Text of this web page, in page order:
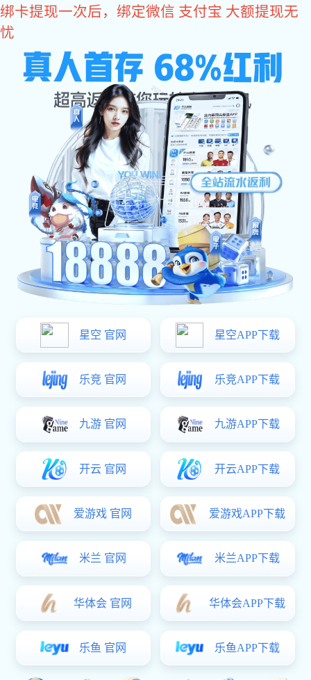
新航娱乐
进口风批 气动扳手 砂纸机 打磨工具
400-830-1980
BOOXT应用案例 合作伙伴